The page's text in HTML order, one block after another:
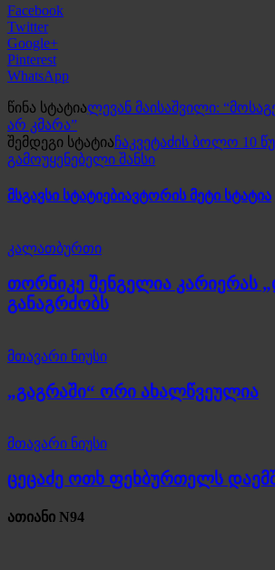
Facebook
Twitter
Google+
Pinterest
WhatsApp
წინა სტატიალევან მაისაშვილი:
არ კმარა”
შემდეგი სტატიაჩაკვეტაძის ბოლო 10
გამოუყენებელი შანსი
მსგავსი სტატიებიავტორის მეტი სტატია
კალათბურთი
თორნიკე შენგელია კარიერას
განაგრძობს
მთავარი ნიუსი
„გაგრაში“ ორი ახალწვეულია
მთავარი ნიუსი
ცეცაძე ოთხ ფეხბურთელს
ათიანი N94